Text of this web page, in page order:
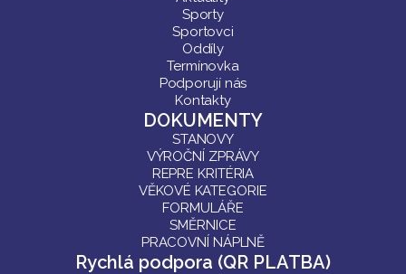
Sporty
Sportovci
Oddíly
Termínovka
Podporují nás
Kontakty
DOKUMENTY
STANOVY
VÝROČNÍ ZPRÁVY
REPRE KRITÉRIA
VĚKOVÉ KATEGORIE
FORMULÁŘE
SMĚRNICE
PRACOVNÍ NÁPLNĚ
Rychlá podpora (QR PLATBA)